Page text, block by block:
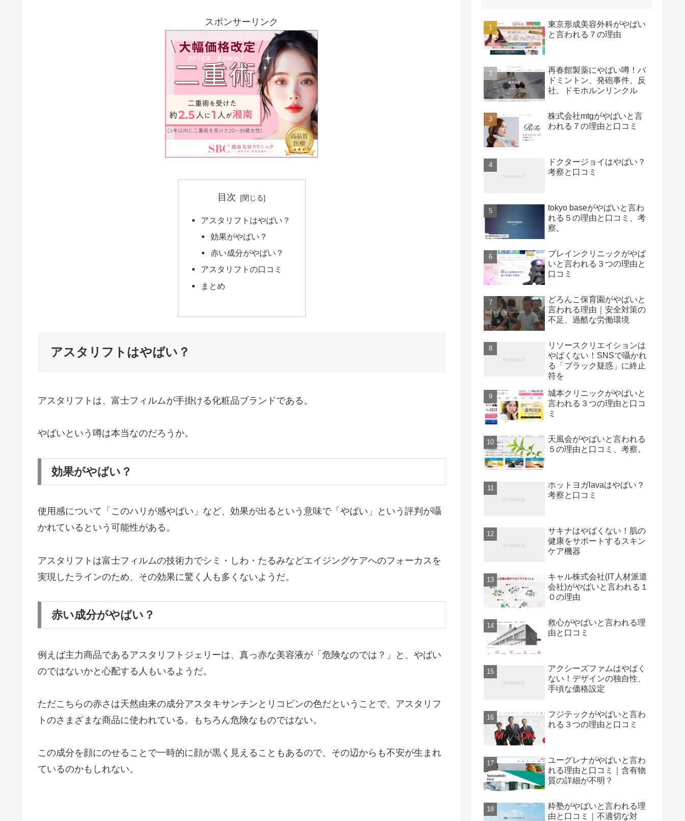
スポンサーリンク
目次
アスタリフトはやばい？
効果がやばい？
赤い成分がやばい？
アスタリフトの口コミ
まとめ
アスタリフトはやばい？
アスタリフトは、富士フィルムが手掛ける化粧品ブランドである。
やばいという噂は本当なのだろうか。
効果がやばい？
使用感について「このハリが感やばい」など、効果が出るという意味で「やばい」という評判が囁
かれているという可能性がある。
アスタリフトは富士フィルムの技術力でシミ・しわ・たるみなどエイジングケアへのフォーカスを
実現したラインのため、その効果に驚く人も多くないようだ。
赤い成分がやばい？
例えば主力商品であるアスタリフトジェリーは、真っ赤な美容液が「危険なのでは？」と、やばい
のではないかと心配する人もいるようだ。
ただこちらの赤さは天然由来の成分アスタキサンチンとリコピンの色だということで、アスタリフ
トのさまざまな商品に使われている。もちろん危険なものではない。
この成分を顔にのせることで一時的に顔が黒く見えることもあるので、その辺からも不安が生まれ
ているのかもしれない。
東京形成美容外科がやばい
と言われる７の理由
再春館製薬にやばい噂！バ
ドミントン、発砲事件、反
社、ドモホルンリンクル
株式会社mtgがやばいと言
われる７の理由と口コミ
ドクタージョイはやばい？
考察と口コミ
tokyo baseがやばいと言わ
れる５の理由と口コミ、考
察。
ブレインクリニックがやば
いと言われる３つの理由と
口コミ
どろんこ保育園がやばいと
言われる理由｜安全対策の
不足、過酷な労働環境
リソースクリエイションは
やばくない！SNSで囁かれ
る「ブラック疑惑」に終止
符を
城本クリニックがやばいと
言われる３つの理由と口コ
ミ
天風会がやばいと言われる
５の理由と口コミ、考察。
ホットヨガlavaはやばい？
考察と口コミ
サキナはやばくない！肌の
健康をサポートするスキン
ケア機器
キャル株式会社(IT人材派遣
会社)がやばいと言われる１
０の理由
救心がやばいと言われる理
由と口コミ
アクシーズファムはやばく
ない！デザインの独自性、
手頃な価格設定
フジテックがやばいと言わ
れる３つの理由と口コミ
ユーグレナがやばいと言わ
れる理由と口コミ｜含有物
質の詳細が不明？
粋塾がやばいと言われる理
由と口コミ｜不適切な対